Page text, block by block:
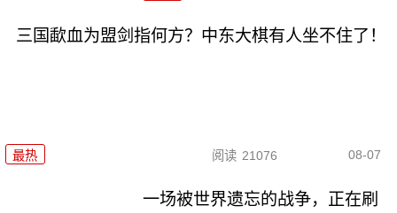
三国歃血为盟剑指何方？中东大棋有人坐不住了！
最热 阅读 21076 08-07
一场被世界遗忘的战争，正在刷